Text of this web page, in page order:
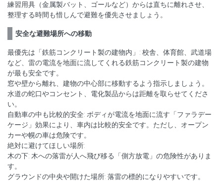
練習用具（金属製バット、ゴールなど）からは直ちに離れさせ、
整理する時間も惜しんで避難を優先させましょう。
安全な避難場所への移動
最優先は「鉄筋コンクリート製の建物内」: 校舎、体育館、武道場
など、雷の電流を地面に流してくれる鉄筋コンクリート製の建物
が最も安全です。
窓や壁から離れ、建物の中心部に移動するよう指示しましょう。
水道の蛇口やコンセント、電化製品からは距離を取らせてくださ
い。
自動車の中も比較的安全: ボディが電流を地面に流す「ファラデー
ケージ」効果により、車内は比較的安全です。ただし、オープン
カーや幌の車は危険です。
絶対に避けてほしい場所:
木の下: 木への落雷が人へ飛び移る「側方放電」の危険性がありま
す。
グラウンドの中央や開けた場所: 落雷の標的になりやすいです。